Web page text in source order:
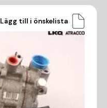
Lägg till i önskelista